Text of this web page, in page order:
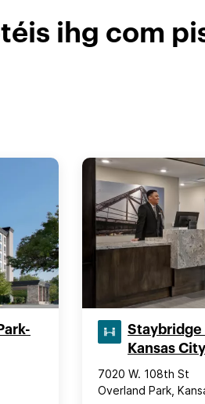
ihg com
Staybridge
Kansas
7020 W. 108th St
Overland Park,